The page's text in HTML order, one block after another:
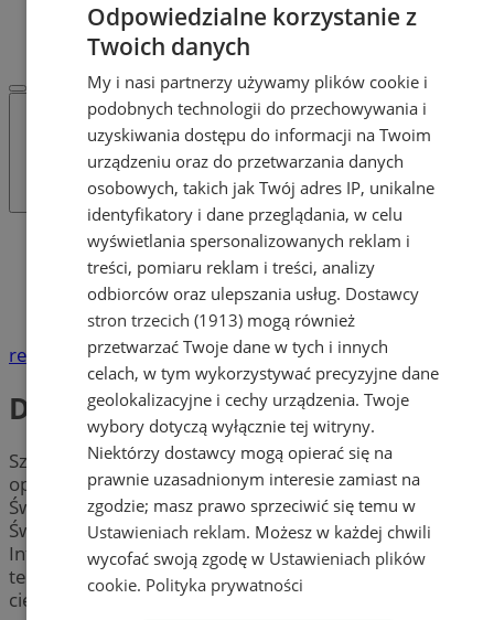
REKLAMA
WSPÓŁPRACA
Katalog firm
Telekomunikacja, Komputery, Internet i
Elektronika
Dostawcy Internetu
reklama
Dostawcy Internetu
Szukasz sprawdzonegodostawcy internetu
operatorów oferujących tani i szybki internet w
Świętochłowicach. Dowiedz się, która firma w pobliżu
Świętochłowic świadczy usługi dostępu nie tylko do
Internetu, ale również programów telewizyjnych i
telefonii. Wybierz firmę w mieście Świętochłowice i
ciesz się
stałym dostępem do informacji
Odpowiedzialne korzystanie z
Twoich danych
My i nasi partnerzy używamy plików cookie i
podobnych technologii do przechowywania i
uzyskiwania dostępu do informacji na Twoim
urządzeniu oraz do przetwarzania danych
osobowych, takich jak Twój adres IP, unikalne
identyfikatory i dane przeglądania, w celu
wyświetlania spersonalizowanych reklam i
treści, pomiaru reklam i treści, analizy
odbiorców oraz ulepszania usług. Dostawcy
stron trzecich (1913) mogą również
przetwarzać Twoje dane w tych i innych
celach, w tym wykorzystywać precyzyjne dane
geolokalizacyjne i cechy urządzenia. Twoje
wybory dotyczą wyłącznie tej witryny.
Niektórzy dostawcy mogą opierać się na
prawnie uzasadnionym interesie zamiast na
zgodzie; masz prawo sprzeciwić się temu w
Ustawieniach reklam. Możesz w każdej chwili
wycofać swoją zgodę w Ustawieniach plików
cookie. Polityka prywatności